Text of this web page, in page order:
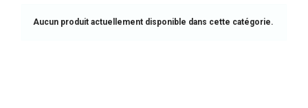
Aucun produit actuellement disponible dans cette catégorie.